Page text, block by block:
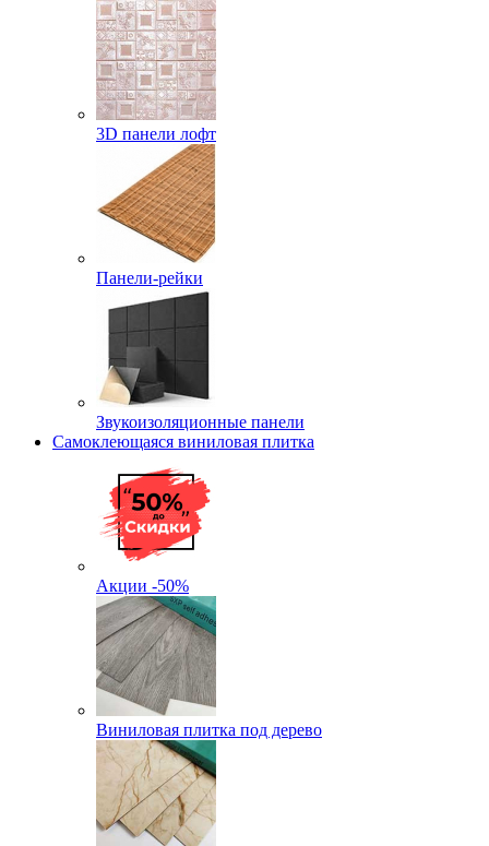
3D панели лофт
Панели-рейки
Звукоизоляционные панели
Самоклеющаяся виниловая плитка
Акции -50%
Виниловая плитка под дерево